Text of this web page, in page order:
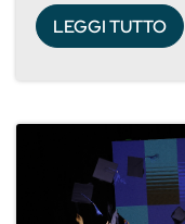
LEGGI TUTTO